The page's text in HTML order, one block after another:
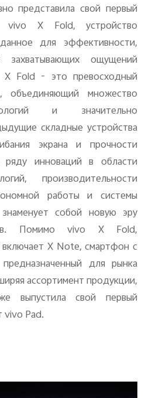
представила свой первый
vivo X Fold, устройство
для эффективности,
ощущений
X Fold - это превосходный
объединяющий множество
и значительно
складные устройства
экрана и прочности
ряду инноваций в области
производительности
работы и системы
знаменует собой новую эру
Помимоvivo X Fold,
X Note, смартфон с
для рынка
ассортимент продукции,
выпустила свой первый
vivo Pad.